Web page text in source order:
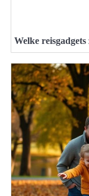
Welke